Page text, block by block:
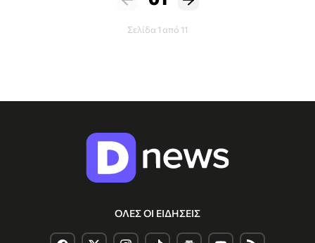
Σελίδα 1 από 11
ΟΛΕΣ ΟΙ ΕΙΔΗΣΕΙΣ